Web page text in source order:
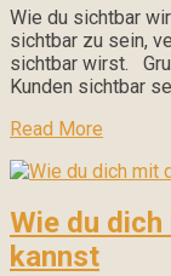
Wie du sichtbar
sichtbar zu sein,
sichtbar wirst.
Kunden sichtbar
Read More
Wie du
kannst